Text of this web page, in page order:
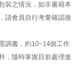
裝之情況，如非書籍本
請會員自行考量確認後
調書，約10~14個工作
，隨時掌握目前處理進